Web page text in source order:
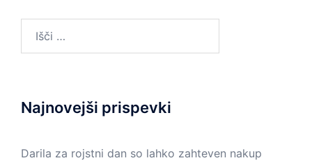
Najnovejši prispevki
Darila za rojstni dan so lahko zahteven nakup